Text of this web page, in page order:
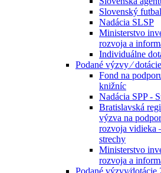
Slovenský
Nadácia SLSP
Ministerstvo
rozvoja a
Individuálne
Podané výzvy ⁄
Fond na
knižníc
Nadácia SPP -
Bratislavská
výzva na
rozvoja vidieka
strechy
Ministerstvo
rozvoja a
Podané výzvy⁄dotácie